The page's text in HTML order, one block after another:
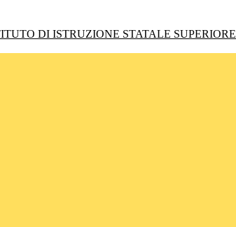
DI ISTRUZIONE STATALE SUPERIORE